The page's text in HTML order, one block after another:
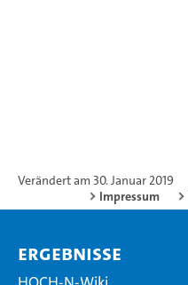
Verändert am 30. Januar 2019
Impressum
Ergebnisse